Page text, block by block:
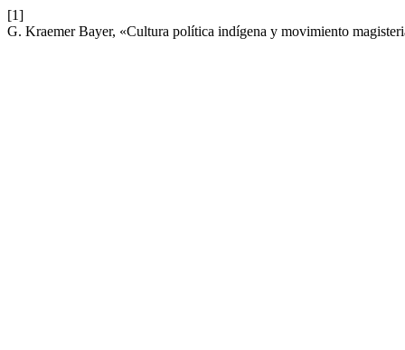
[1]
G. Kraemer Bayer, «Cultura política indígena y movimiento